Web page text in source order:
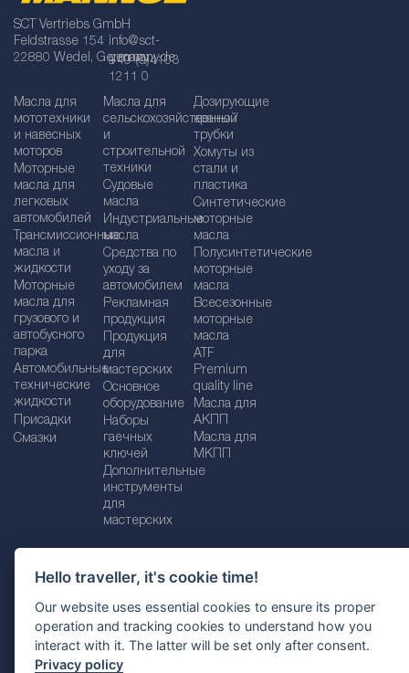
Hello traveller, it's cookie time!
Our website uses essential cookies to ensure its proper
operation and tracking cookies to understand how you
interact with it. The latter will be set only after consent.
Privacy policy
SCT Vertriebs GmbH
Feldstrasse 154
22880 Wedel, Germany
info@sct-
germany.de
+49 (0)4103
1211 0
Масла для
мототехники
и навесных
моторов
Моторные
масла для
легковых
автомобилей
Трансмиссионные
масла и
жидкости
Моторные
масла для
грузового и
автобусного
парка
Автомобильные
технические
жидкости
Присадки
Смазки
Масла для
сельскохозяйственной
и
строительной
техники
Судовые
масла
Индустриальные
масла
Средства по
уходу за
автомобилем
Рекламная
продукция
Продукция
для
мастерских
Основное
оборудование
Наборы
гаечных
ключей
Дополнительные
инструменты
для
мастерских
Дозирующие
краны /
трубки
Хомуты из
стали и
пластика
Синтетические
моторные
масла
Полусинтетические
моторные
масла
Bсесезонные
моторные
масла
ATF
Premium
quality line
Масла для
АКПП
Масла для
МКПП
Политика конфиденциальности
Политика файлов Cookie Выбор страны